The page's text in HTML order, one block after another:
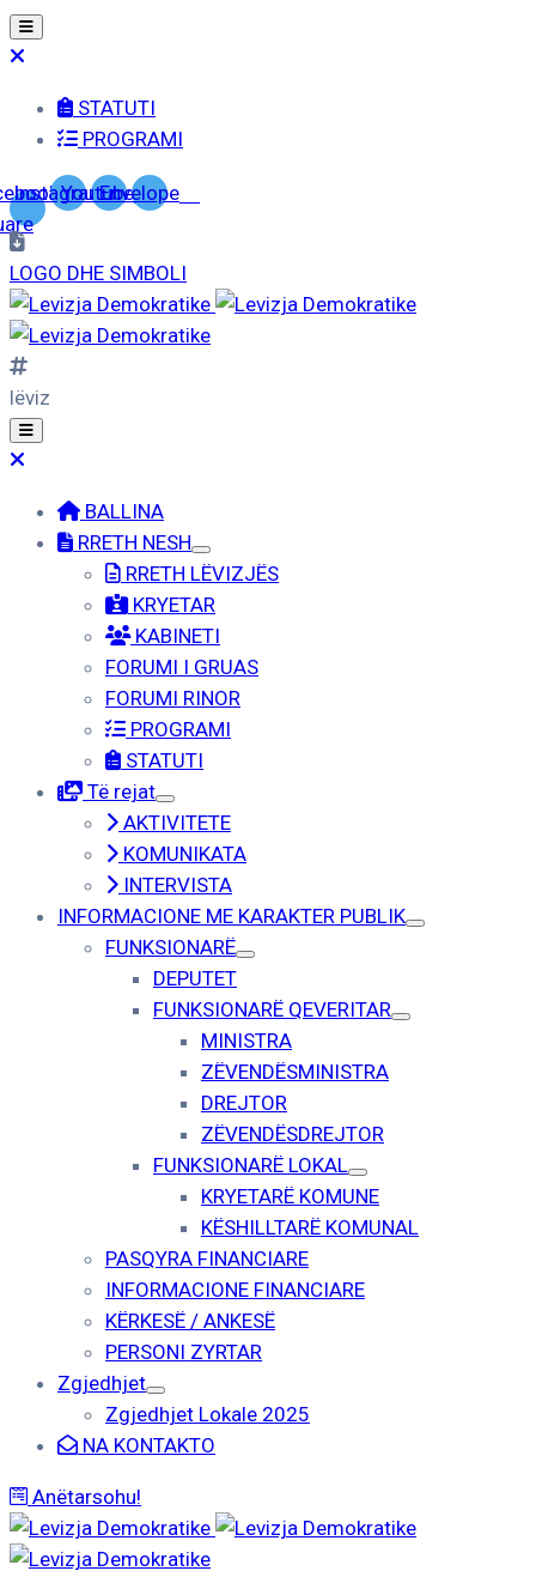
STATUTI
PROGRAMI
Instagram
YoutubeEnvelope
LOGO DHE SIMBOLI
lëviz
BALLINA
RRETH NESH
RRETH LËVIZJËS
KRYETAR
KABINETI
FORUMI I GRUAS
FORUMI RINOR
PROGRAMI
STATUTI
Të rejat
AKTIVITETE
KOMUNIKATA
INTERVISTA
INFORMACIONE ME KARAKTER PUBLIK
FUNKSIONARË
DEPUTET
FUNKSIONARË QEVERITAR
MINISTRA
ZËVENDËSMINISTRA
DREJTOR
ZËVENDËSDREJTOR
FUNKSIONARË LOKAL
KRYETARË KOMUNE
KËSHILLTARË KOMUNAL
PASQYRA FINANCIARE
INFORMACIONE FINANCIARE
KËRKESË / ANKESË
PERSONI ZYRTAR
Zgjedhjet
Zgjedhjet Lokale 2025
NA KONTAKTO
Anëtarsohu!